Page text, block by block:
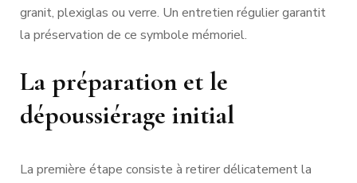
granit, plexiglas ou verre. Un entretien régulier garantit
la préservation de ce symbole mémoriel.
La préparation et le
dépoussiérage initial
La première étape consiste à retirer délicatement la